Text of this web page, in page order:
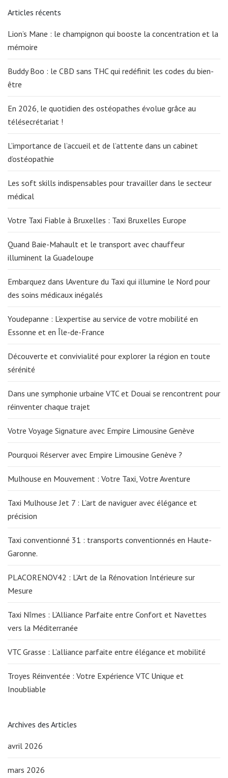
Articles récents
Lion’s Mane : le champignon qui booste la concentration et la
mémoire
Buddy Boo : le CBD sans THC qui redéfinit les codes du bien-
être
En 2026, le quotidien des ostéopathes évolue grâce au
télésecrétariat !
L’importance de l’accueil et de l’attente dans un cabinet
d’ostéopathie
Les soft skills indispensables pour travailler dans le secteur
médical
Votre Taxi Fiable à Bruxelles : Taxi Bruxelles Europe
Quand Baie-Mahault et le transport avec chauffeur
illuminent la Guadeloupe
Embarquez dans lAventure du Taxi qui illumine le Nord pour
des soins médicaux inégalés
Youdepanne : L’expertise au service de votre mobilité en
Essonne et en Île-de-France
Découverte et convivialité pour explorer la région en toute
sérénité
Dans une symphonie urbaine VTC et Douai se rencontrent pour
réinventer chaque trajet
Votre Voyage Signature avec Empire Limousine Genève
Pourquoi Réserver avec Empire Limousine Genève ?
Mulhouse en Mouvement : Votre Taxi, Votre Aventure
Taxi Mulhouse Jet 7 : L’art de naviguer avec élégance et
précision
Taxi conventionné 31 : transports conventionnés en Haute-
Garonne.
PLACORENOV42 : L’Art de la Rénovation Intérieure sur
Mesure
Taxi Nîmes : L’Alliance Parfaite entre Confort et Navettes
vers la Méditerranée
VTC Grasse : L’alliance parfaite entre élégance et mobilité
Troyes Réinventée : Votre Expérience VTC Unique et
Inoubliable
Archives des Articles
avril 2026
mars 2026